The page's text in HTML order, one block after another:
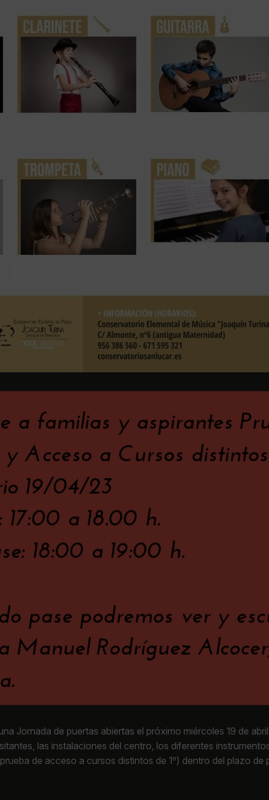
Jornada de puertas abiertas el próximo miércoles 19 de
las instalaciones del centro, los diferentes
de acceso a cursos distintos de 1º) dentro del plazo de